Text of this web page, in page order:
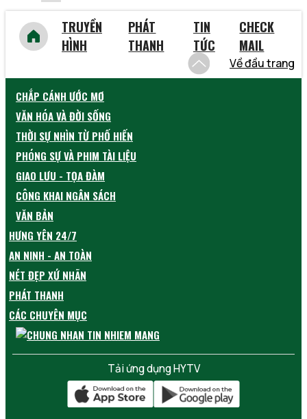
TRUYỀN
HÌNH
PHÁT
THANH
TIN
TỨC
CHECK
MAIL
Về đầu trang
CHẮP CÁNH ƯỚC MƠ
VĂN HÓA VÀ ĐỜI SỐNG
THỜI SỰ NHÌN TỪ PHỐ HIẾN
PHÓNG SỰ VÀ PHIM TÀI LIỆU
GIAO LƯU - TỌA ĐÀM
CÔNG KHAI NGÂN SÁCH
VĂN BẢN
HƯNG YÊN 24/7
AN NINH - AN TOÀN
NÉT ĐẸP XỨ NHÃN
PHÁT THANH
CÁC CHUYÊN MỤC
Tải ứng dụng HYTV